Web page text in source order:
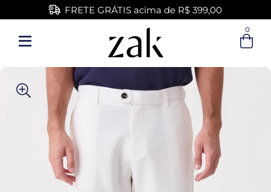
Entre com email ou cpf/cnpj
Criar nova conta
FRETE GRÁTIS acima de R$ 399,00
0